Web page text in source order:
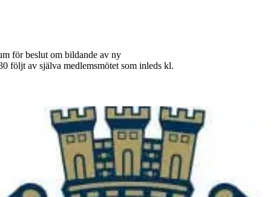
för beslut om bildande av ny
följt av själva medlemsmötet som inleds kl.